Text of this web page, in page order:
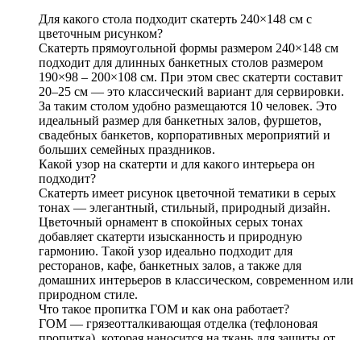
Для какого стола подходит скатерть 240×148 см с
цветочным рисунком?
Скатерть прямоугольной формы размером 240×148 см
подходит для длинных банкетных столов размером
190×98 – 200×108 см. При этом свес скатерти составит
20–25 см — это классический вариант для сервировки.
За таким столом удобно размещаются 10 человек. Это
идеальный размер для банкетных залов, фуршетов,
свадебных банкетов, корпоративных мероприятий и
больших семейных праздников.
Какой узор на скатерти и для какого интерьера он
подходит?
Скатерть имеет рисунок цветочной тематики в серых
тонах — элегантный, стильный, природный дизайн.
Цветочный орнамент в спокойных серых тонах
добавляет скатерти изысканность и природную
гармонию. Такой узор идеально подходит для
ресторанов, кафе, банкетных залов, а также для
домашних интерьеров в классическом, современном или
природном стиле.
Что такое пропитка ГОМ и как она работает?
ГОМ — грязеотталкивающая отделка (тефлоновая